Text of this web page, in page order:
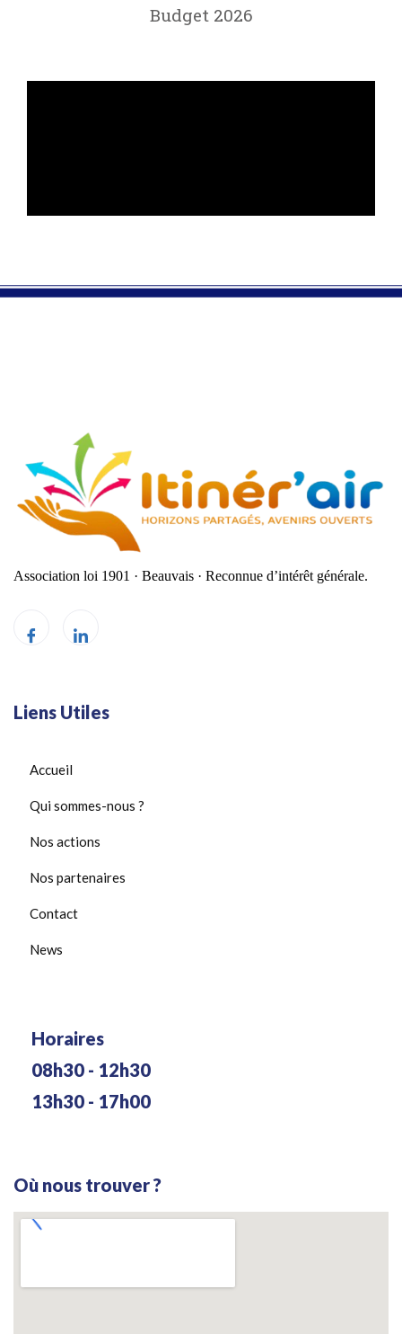
Budget 2026
Association loi 1901 · Beauvais · Reconnue d’intérêt générale.
Liens Utiles
Accueil
Qui sommes-nous ?
Nos actions
Nos partenaires
Contact
News
Horaires
08h30 - 12h30
13h30 - 17h00
Où nous trouver ?